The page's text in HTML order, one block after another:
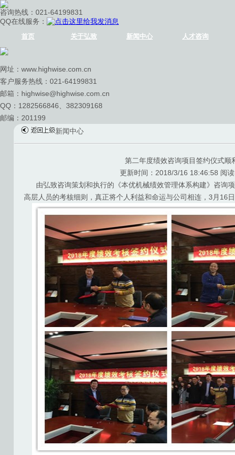
咨询热线： 021-64199831
QQ在线服务：
首页 关于弘致 新闻中心 人才咨询
网址：www.highwise.com.cn
客户服务热线： 021-64199831
邮箱：highwise@highwise.com.cn
QQ：1282566846、382309168
邮编：201199
新闻中心
第二年度绩效咨询项目签约仪式顺
更新时间：2018/3/16 18:46:58 阅
由弘致咨询策划和执行的《本优机械绩效管理体系构建》咨询
高层人员的考核细则，真正将个人利益和命运与公司相连，3月16